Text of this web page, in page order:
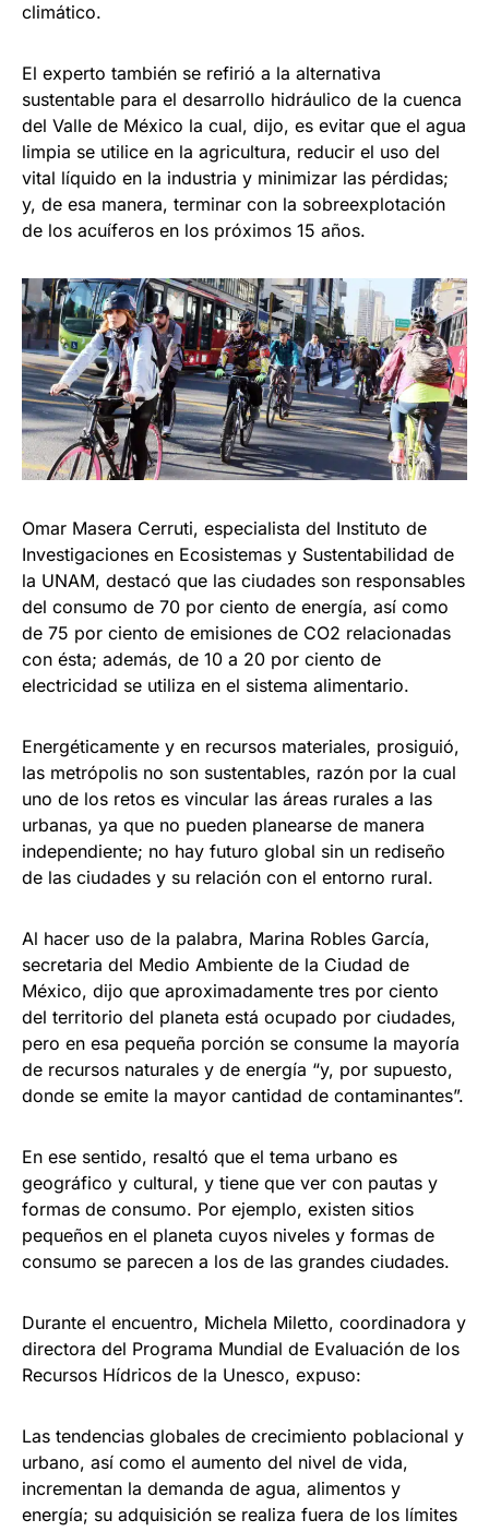
climático.
El experto también se refirió a la alternativa
sustentable para el desarrollo hidráulico de la cuenca
del Valle de México la cual, dijo, es evitar que el agua
limpia se utilice en la agricultura, reducir el uso del
vital líquido en la industria y minimizar las pérdidas;
y, de esa manera, terminar con la sobreexplotación
de los acuíferos en los próximos 15 años.
Omar Masera Cerruti, especialista del Instituto de
Investigaciones en Ecosistemas y Sustentabilidad de
la UNAM, destacó que las ciudades son responsables
del consumo de 70 por ciento de energía, así como
de 75 por ciento de emisiones de CO2 relacionadas
con ésta; además, de 10 a 20 por ciento de
electricidad se utiliza en el sistema alimentario.
Energéticamente y en recursos materiales, prosiguió,
las metrópolis no son sustentables, razón por la cual
uno de los retos es vincular las áreas rurales a las
urbanas, ya que no pueden planearse de manera
independiente; no hay futuro global sin un rediseño
de las ciudades y su relación con el entorno rural.
Al hacer uso de la palabra, Marina Robles García,
secretaria del Medio Ambiente de la Ciudad de
México, dijo que aproximadamente tres por ciento
del territorio del planeta está ocupado por ciudades,
pero en esa pequeña porción se consume la mayoría
de recursos naturales y de energía “y, por supuesto,
donde se emite la mayor cantidad de contaminantes”.
En ese sentido, resaltó que el tema urbano es
geográfico y cultural, y tiene que ver con pautas y
formas de consumo. Por ejemplo, existen sitios
pequeños en el planeta cuyos niveles y formas de
consumo se parecen a los de las grandes ciudades.
Durante el encuentro, Michela Miletto, coordinadora y
directora del Programa Mundial de Evaluación de los
Recursos Hídricos de la Unesco, expuso:
Las tendencias globales de crecimiento poblacional y
urbano, así como el aumento del nivel de vida,
incrementan la demanda de agua, alimentos y
energía; su adquisición se realiza fuera de los límites